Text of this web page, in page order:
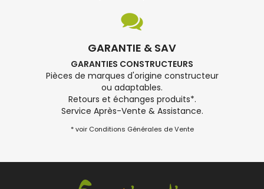
GARANTIE & SAV
GARANTIES CONSTRUCTEURS
Pièces de marques d'origine constructeur
ou adaptables.
Retours et échanges produits*.
Service Après-Vente & Assistance.
* voir Conditions Générales de Vente